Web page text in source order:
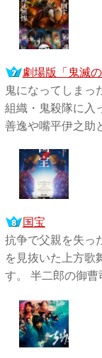
劇場版「鬼滅
鬼になってしまっ
組織・鬼殺隊に入
善逸や嘴平伊之助
国宝
抗争で父親を失っ
を見抜いた上方歌
す。 半二郎の御曹